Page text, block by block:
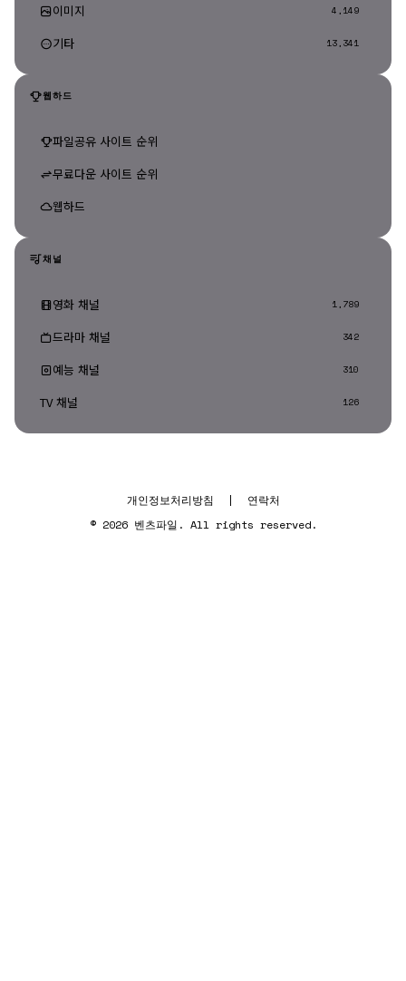
이미지 4,149
기타 13,341
웹하드
파일공유 사이트 순위
무료다운 사이트 순위
웹하드
채널
영화 채널 1,789
드라마 채널 342
예능 채널 310
TV 채널 126
개인정보처리방침 |
연락처
© 2026 벤츠파일. All rights reserved.